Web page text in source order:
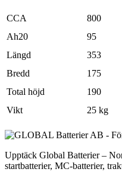
CCA
800
Ah20
95
Längd
353
Bredd
175
Total höjd
190
Vikt
25 kg
Upptäck Global Batterier –
startbatterier, MC-batterier,